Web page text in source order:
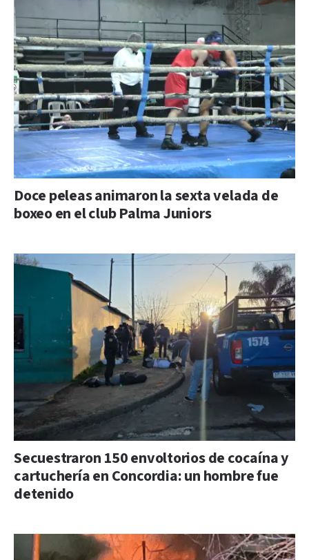
Doce peleas animaron la sexta velada de
boxeo en el club Palma Juniors
Secuestraron 150 envoltorios de cocaína y
cartuchería en Concordia: un hombre fue
detenido